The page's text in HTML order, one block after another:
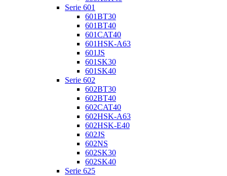
Serie 601
601BT30
601BT40
601CAT40
601HSK-A63
601JS
601SK30
601SK40
Serie 602
602BT30
602BT40
602CAT40
602HSK-A63
602HSK-E40
602JS
602NS
602SK30
602SK40
Serie 625